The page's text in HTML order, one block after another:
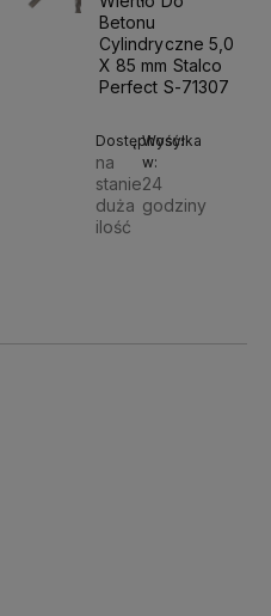
Betonu
Cylindryczne 5,0
X 85 mm Stalco
Perfect S-71307
Dostępność:
na
stanie
duża
ilość
Wysyłka
w:
24
godziny